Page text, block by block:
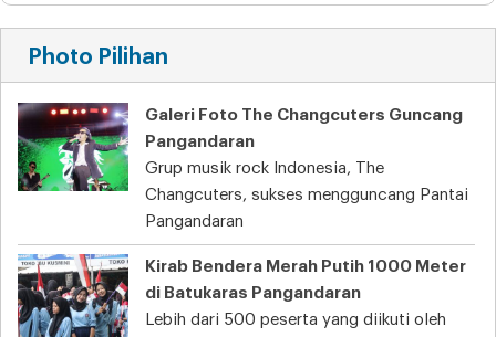
Photo Pilihan
Galeri Foto The Changcuters Guncang
Pangandaran
Grup musik rock Indonesia, The
Changcuters, sukses mengguncang Pantai
Pangandaran
Kirab Bendera Merah Putih 1000 Meter
di Batukaras Pangandaran
Lebih dari 500 peserta yang diikuti oleh